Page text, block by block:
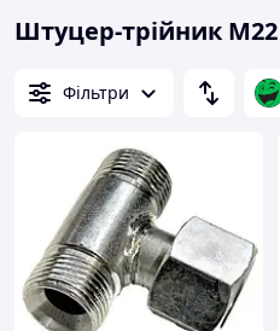
Штуцер-трійник М22
Фільтри